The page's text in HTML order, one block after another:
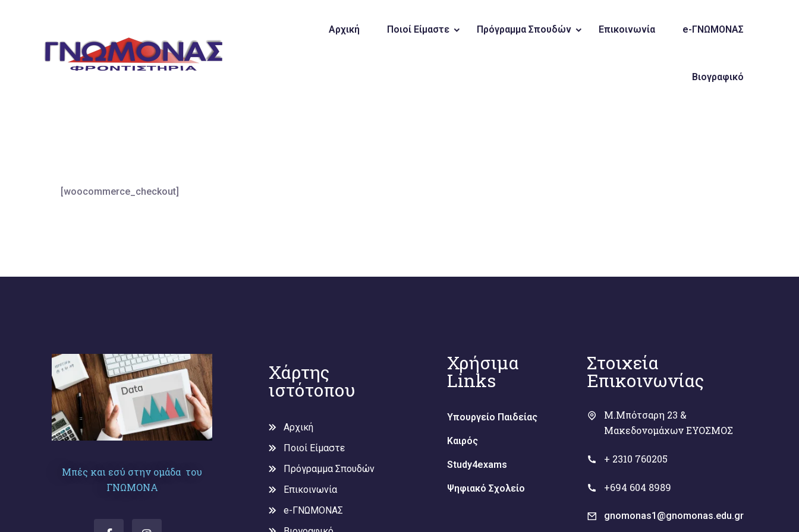
Αρχική Ποιοί Είμαστε Πρόγραμμα Σπουδών Επικοινωνία e-ΓΝΩΜΟΝΑΣ
Βιογραφικό
[woocommerce_checkout]
Μπές και εσύ στην ομάδα του
ΓΝΩΜΟΝΑ
Χάρτης
ιστότοπου
Αρχική
Ποιοί Είμαστε
Πρόγραμμα Σπουδών
Επικοινωνία
e-ΓΝΩΜΟΝΑΣ
Χρήσιμα
Links
Υπουργείο Παιδείας
Καιρός
Study4exams
Ψηφιακό Σχολείο
Στοιχεία
Επικοινωνίας
Μ.Μπότσαρη 23 &
Μακεδονομάχων ΕΥΟΣΜΟΣ
+ 2310 760205
+694 604 8989
gnomonas1@gnomonas.edu.gr